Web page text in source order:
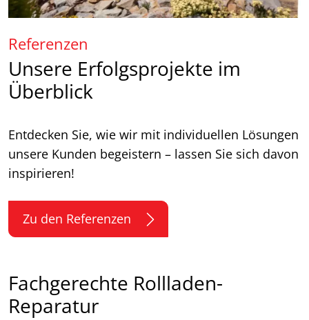
Referenzen
Unsere Erfolgsprojekte im
Überblick
Entdecken Sie, wie wir mit individuellen Lösungen
unsere Kunden begeistern – lassen Sie sich davon
inspirieren!
Zu den Referenzen
Fachgerechte Rollladen-
Reparatur